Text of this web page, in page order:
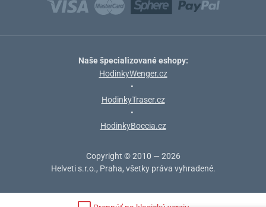
Naše špecializované eshopy:
HodinkyWenger.cz
•
HodinkyTraser.cz
•
HodinkyBoccia.cz
Copyright © 2010 — 2026
Helveti s.r.o., Praha, všetky práva vyhradené.